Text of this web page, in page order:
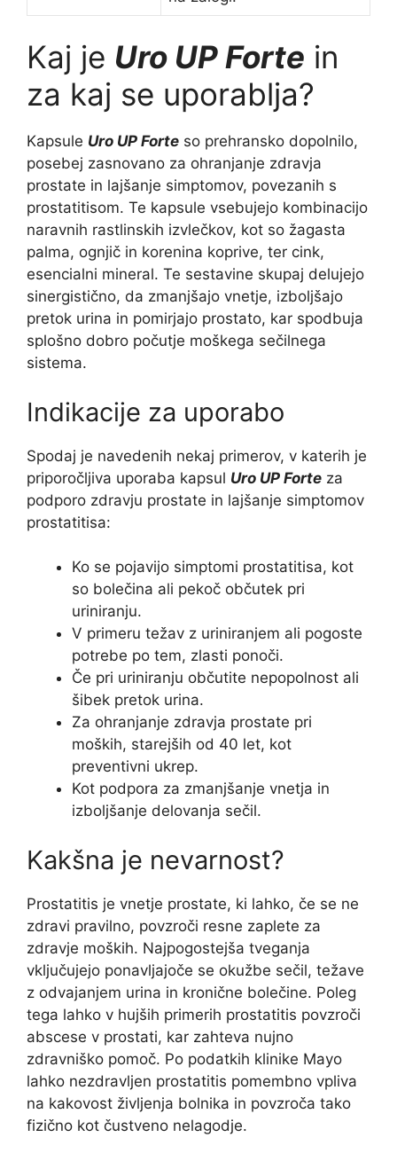
Kaj je Uro UP Forte in
za kaj se uporablja?
Kapsule Uro UP Forte so prehransko dopolnilo,
posebej zasnovano za ohranjanje zdravja
prostate in lajšanje simptomov, povezanih s
prostatitisom. Te kapsule vsebujejo kombinacijo
naravnih rastlinskih izvlečkov, kot so žagasta
palma, ognjič in korenina koprive, ter cink,
esencialni mineral. Te sestavine skupaj delujejo
sinergistično, da zmanjšajo vnetje, izboljšajo
pretok urina in pomirjajo prostato, kar spodbuja
splošno dobro počutje moškega sečilnega
sistema.
Indikacije za uporabo
Spodaj je navedenih nekaj primerov, v katerih je
priporočljiva uporaba kapsul Uro UP Forte za
podporo zdravju prostate in lajšanje simptomov
prostatitisa:
Ko se pojavijo simptomi prostatitisa, kot
so bolečina ali pekoč občutek pri
uriniranju.
V primeru težav z uriniranjem ali pogoste
potrebe po tem, zlasti ponoči.
Če pri uriniranju občutite nepopolnost ali
šibek pretok urina.
Za ohranjanje zdravja prostate pri
moških, starejših od 40 let, kot
preventivni ukrep.
Kot podpora za zmanjšanje vnetja in
izboljšanje delovanja sečil.
Kakšna je nevarnost?
Prostatitis je vnetje prostate, ki lahko, če se ne
zdravi pravilno, povzroči resne zaplete za
zdravje moških. Najpogostejša tveganja
vključujejo ponavljajoče se okužbe sečil, težave
z odvajanjem urina in kronične bolečine. Poleg
tega lahko v hujših primerih prostatitis povzroči
abscese v prostati, kar zahteva nujno
zdravniško pomoč. Po podatkih klinike Mayo
lahko nezdravljen prostatitis pomembno vpliva
na kakovost življenja bolnika in povzroča tako
fizično kot čustveno nelagodje.